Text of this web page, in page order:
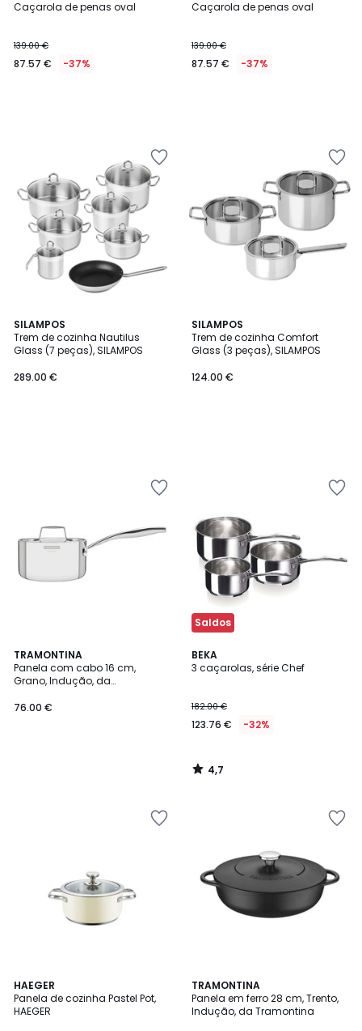
Caçarola de penas oval
139.00 €
87.57 € -37%
Caçarola de penas oval
139.00 €
87.57 € -37%
SILAMPOS
Trem de cozinha Nautilus
Glass (7 peças), SILAMPOS
289.00 €
SILAMPOS
Trem de cozinha Comfort
Glass (3 peças), SILAMPOS
124.00 €
TRAMONTINA
Panela com cabo 16 cm,
Grano, Indução, da
76.00 €
Saldos
BEKA
3 caçarolas, série Chef
182.00 €
123.76 € -32%
4,7
/ 5
4,7
/
HAEGER
Panela de cozinha Pastel Pot,
HAEGER
TRAMONTINA
Panela em ferro 28 cm, Trento,
Indução, da Tramontina